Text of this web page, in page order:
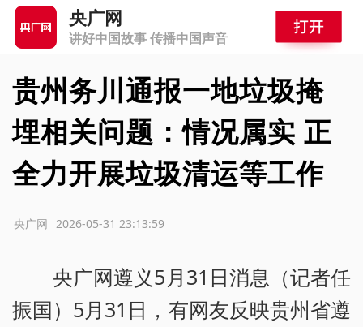
央广网
讲好中国故事 传播中国声音
贵州务川通报一地垃圾掩
埋相关问题：情况属实 正
全力开展垃圾清运等工作
2026-05-31 23:13:59
央广网
央广网遵义5月31日消息（记者任
振国）5月31日，有网友反映贵州省遵